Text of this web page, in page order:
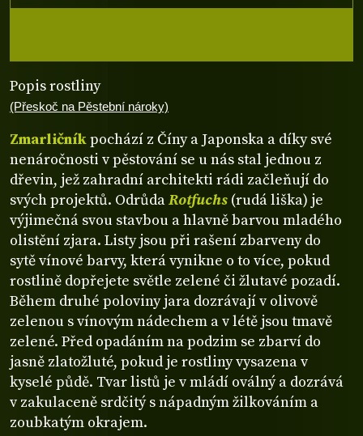
Popis rostliny
(Přeskoč na Pěstební nároky)
Zmarličníkpochází z Číny a Japonska a díky své
nenáročnosti v pěstování se u nás stal jednou z
dřevin, jež zahradní architekti rádi začleňují do
svých projektů. OdrůdaRotfuchs (rudá liška) je
výjimečná svou stavbou a hlavně barvou mladého
olistění zjara. Listy jsou při rašení zbarveny do
sytě vínové barvy, která vynikne o to více, pokud
rostlině dopřejete světle zelené či žlutavé pozadí.
Během druhé poloviny jara dozrávají v olivově
zelenou s vínovým nádechem a v létě jsou tmavě
zelené. Před opadáním na podzim se zbarví do
jasně zlatožluté, pokud je rostliny vysazena v
kyselé půdě. Tvar listů je v mládí oválný a dozrává
v zakulaceně srdčitý s nápadným žilkováním a
zoubkatým okrajem.